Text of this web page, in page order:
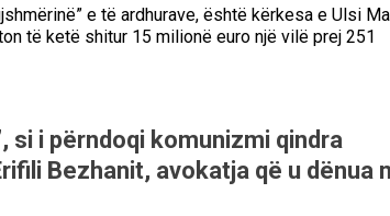
e të ardhurave, është kërkesa e Ulsi
të ketë shitur 15 milionë euro një vilë prej 251
si i përndoqi komunizmi qindra
Bezhanit, avokatja që u dënua